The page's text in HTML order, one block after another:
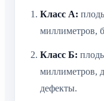
Класс А:
миллиметров,
Класс Б:
миллиметров,
дефекты.